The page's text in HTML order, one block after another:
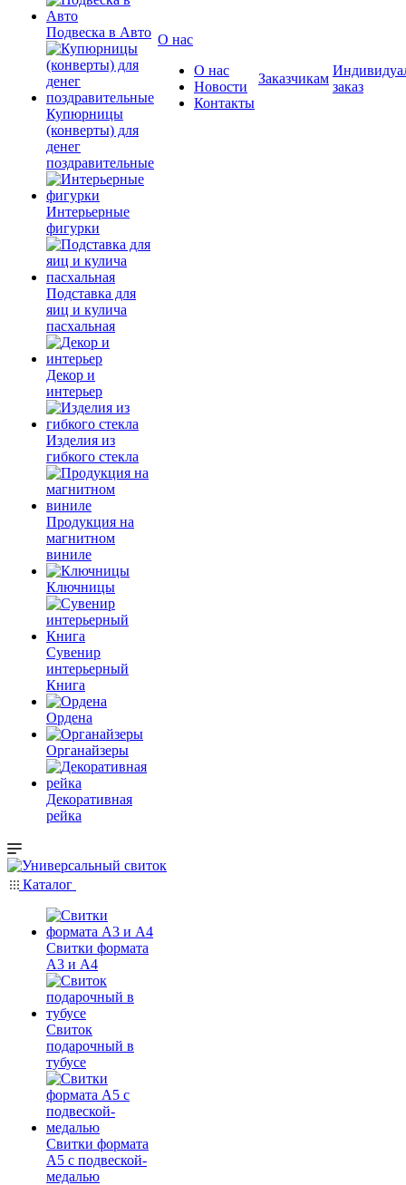
Подвеска в Авто
Купюрницы
(конверты) для
денег
поздравительные
Интерьерные
фигурки
Подставка для
яиц и кулича
пасхальная
Декор и
интерьер
Изделия из
гибкого стекла
Продукция на
магнитном
виниле
Ключницы
Сувенир
интерьерный
Книга
Ордена
Органайзеры
Декоративная
рейка
О нас
О нас
Новости
Контакты
Заказчикам
заказ
Каталог
Свитки формата
А3 и А4
Свиток
подарочный в
тубусе
Свитки формата
А5 с подвеской-
медалью